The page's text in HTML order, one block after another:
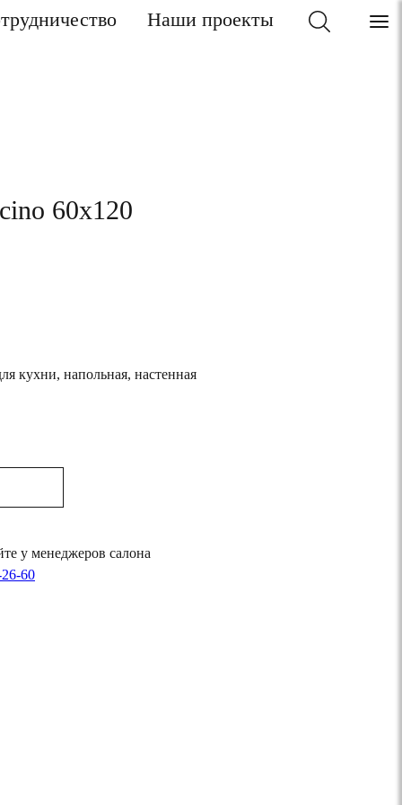
Наши проекты
60x120
кухни, напольная, настенная
у менеджеров салона
60